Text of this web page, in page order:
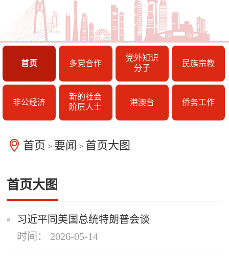
首页 多党合作
党外知识
分子
民族宗教
非公经济
新的社会
阶层人士
港澳台 侨务工作
首页 > 要闻 > 首页大图
首页大图
习近平同美国总统特朗普会谈
时间： 2026-05-14